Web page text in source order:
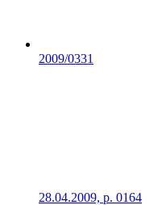
2009/0331
28.04.2009, p. 0164